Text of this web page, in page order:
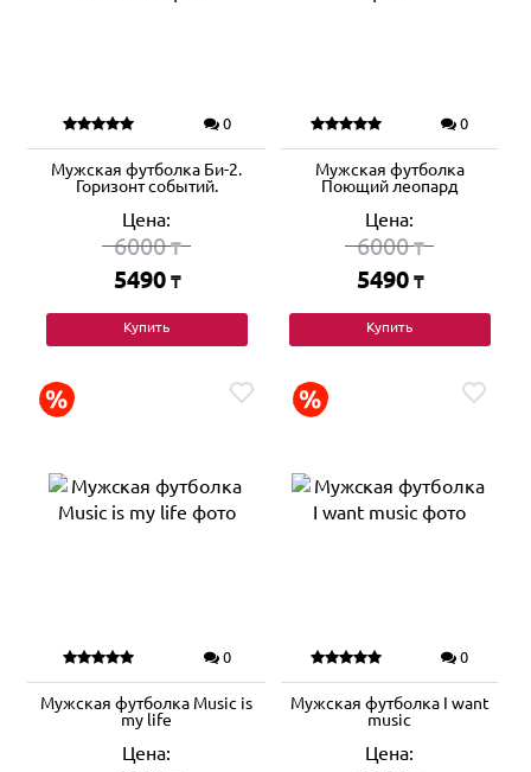
0
Мужская футболка Би-2.
Горизонт событий.
Цена:
6000₸
5490 ₸
Купить
0
Мужская футболка
Поющий леопард
Цена:
6000₸
5490 ₸
Купить
0
Мужская футболка Music is
my life
Цена:
0
Мужская футболка I want
music
Цена: